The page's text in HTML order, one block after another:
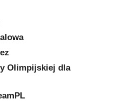
Olimpijskiej dla